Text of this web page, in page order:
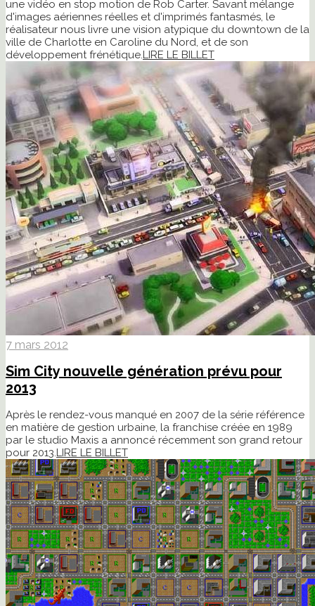
une vidéo en stop motion de Rob Carter. Savant mélange
d'images aériennes réelles et d'imprimés fantasmés, le
réalisateur nous livre une vision atypique du downtown de la
ville de Charlotte en Caroline du Nord, et de son
développement frénétique.LIRE LE BILLET
7 mars 2012
Sim City nouvelle génération prévu pour
2013
Après le rendez-vous manqué en 2007 de la série référence
en matière de gestion urbaine, la franchise créée en 1989
par le studio Maxis a annoncé récemment son grand retour
pour 2013.LIRE LE BILLET